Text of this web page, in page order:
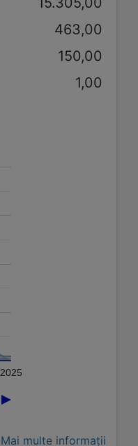
463,00
150,00
1,00
2025
Mai multe informații